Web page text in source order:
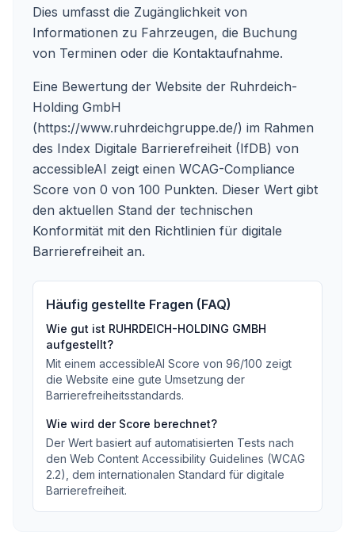
Dies umfasst die Zugänglichkeit von
Informationen zu Fahrzeugen, die Buchung
von Terminen oder die Kontaktaufnahme.
Eine Bewertung der Website der Ruhrdeich-
Holding GmbH
(https://www.ruhrdeichgruppe.de/) im Rahmen
des Index Digitale Barrierefreiheit (IfDB) von
accessibleAI zeigt einen WCAG-Compliance
Score von 0 von 100 Punkten. Dieser Wert gibt
den aktuellen Stand der technischen
Konformität mit den Richtlinien für digitale
Barrierefreiheit an.
Häufig gestellte Fragen (FAQ)
Wie gut ist RUHRDEICH-HOLDING GMBH
aufgestellt?
Mit einem accessibleAI Score von 96/100 zeigt
die Website eine gute Umsetzung der
Barrierefreiheitsstandards.
Wie wird der Score berechnet?
Der Wert basiert auf automatisierten Tests nach
den Web Content Accessibility Guidelines (WCAG
2.2), dem internationalen Standard für digitale
Barrierefreiheit.